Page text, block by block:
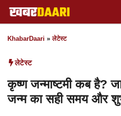
Skip
to
content
KhabarDaari »लेटेस्ट
लेटेस्ट
कृष्ण जन्माष्टमी कब है?
जन्म का सही समय और